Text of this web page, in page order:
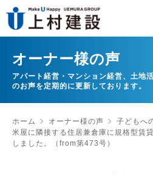
オーナー様の声
アパート経営・マンション経営、土地
のお声を定期的に更新しております。
ホーム オーナー様の声
子どもへ
米屋に隣接する住居兼倉庫に規格型賃
しました。（from第473号）